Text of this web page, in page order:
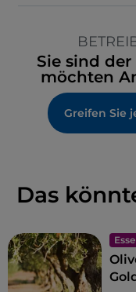
Sie sind
möchten
Das